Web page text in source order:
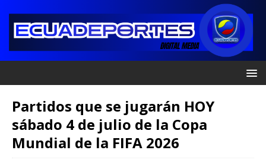
Partidos que se jugarán HOY
sábado 4 de julio de la Copa
Mundial de la FIFA 2026